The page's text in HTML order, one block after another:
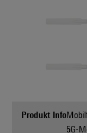
Produkt Info
5G-